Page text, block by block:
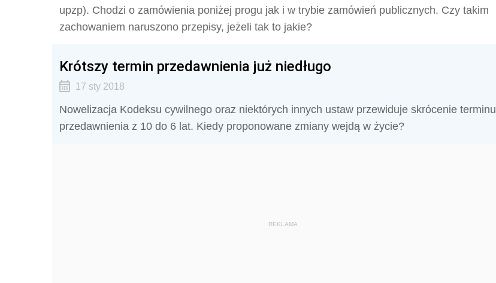
upzp). Chodzi o zamówienia poniżej progu jak i w trybie zamówień publicznych. Czy takim
zachowaniem naruszono przepisy, jeżeli tak to jakie?
Krótszy termin przedawnienia już niedługo
17 sty 2018
Nowelizacja Kodeksu cywilnego oraz niektórych innych ustaw przewiduje skrócenie terminu
przedawnienia z 10 do 6 lat. Kiedy proponowane zmiany wejdą w życie?
REKLAMA